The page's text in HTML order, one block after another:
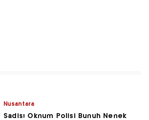
Nusantara
Sadis! Oknum Polisi Bunuh Nenek